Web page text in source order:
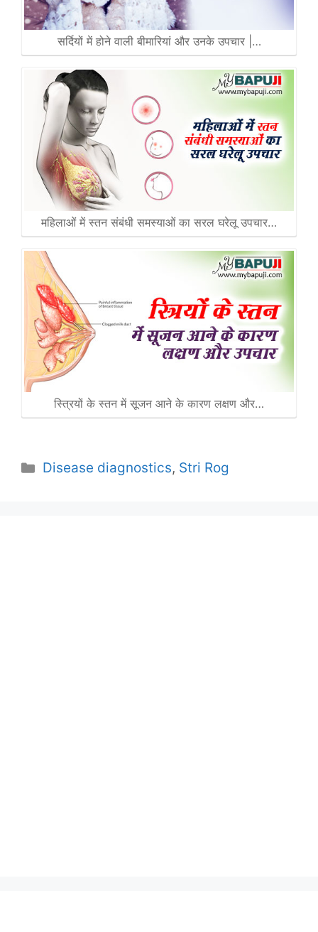
सर्दियों में होने वाली बीमारियां और उनके उपचार |…
महिलाओं में स्तन संबंधी समस्याओं का सरल घरेलू उपचार…
स्त्रियों के स्तन में सूजन आने के कारण लक्षण और…
Categories
Disease diagnostics, Stri Rog